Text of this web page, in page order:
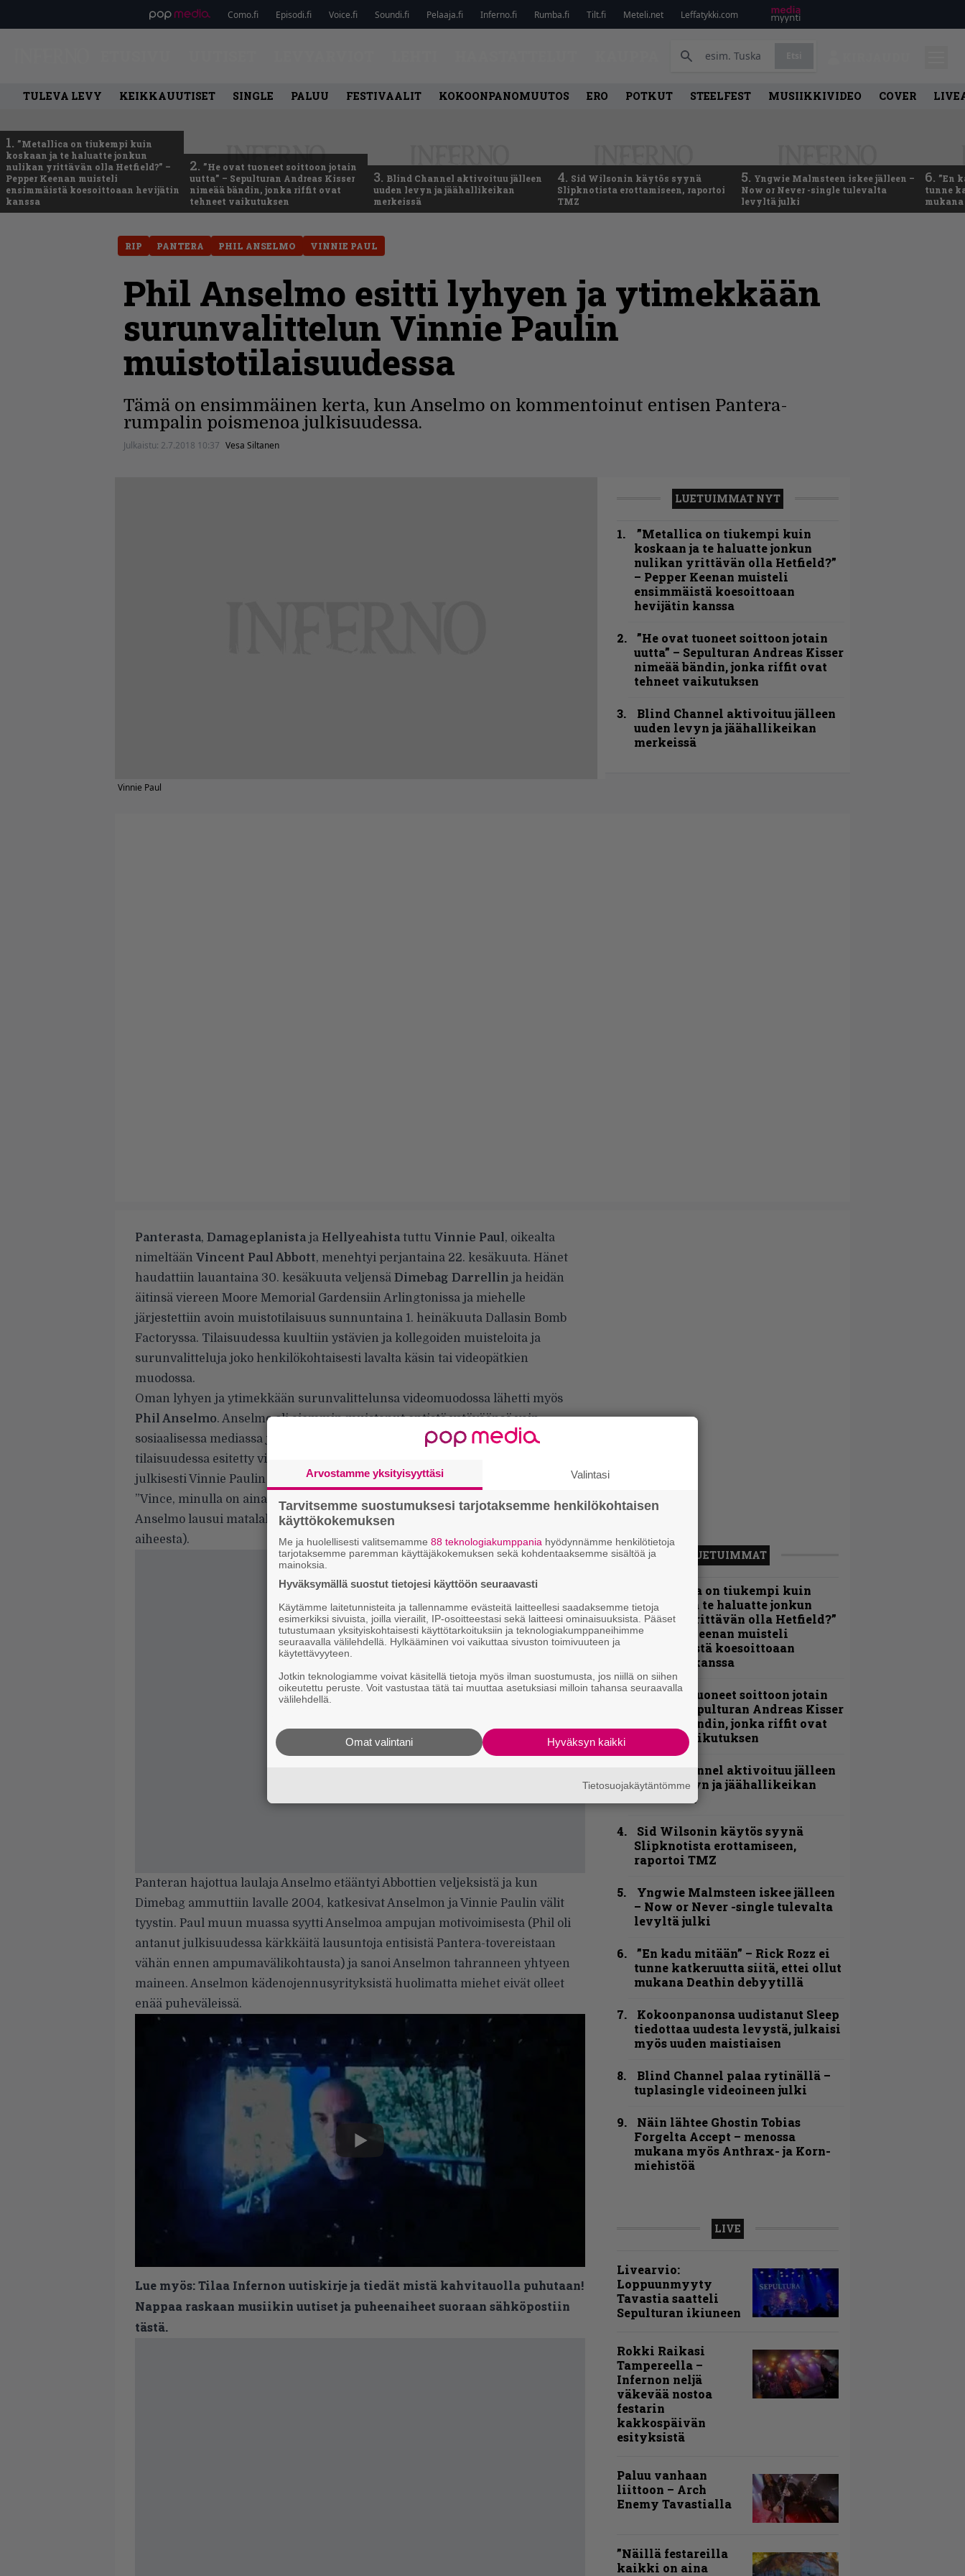
Como.fi Episodi.fi Voice.fi Soundi.fi Pelaaja.fi Inferno.fi Rumba.fi Tilt.fi Meteli.net Leffatykki.com
TULEVA LEVY KEIKKAUUTISET SINGLE PALUU FESTIVAALIT KOKOONPANOMUUTOS ERO POTKUT STEELFEST MUSIIKKIVIDEO COVER
1. ”Metallica on tiukempi kuin
koskaan ja te haluatte jonkun
nulikan yrittävän olla Hetfield?” –
Pepper Keenan muisteli
ensimmäistä koesoittoaan hevijätin
kanssa
2. ”He ovat tuoneet soittoon jotain
uutta” – Sepulturan Andreas Kisser
nimeää bändin, jonka riffit ovat
tehneet vaikutuksen
3. Blind Channel aktivoituu jälleen
uuden levyn ja jäähallikeikan
merkeissä
4. Sid Wilsonin käytös syynä
Slipknotista erottamiseen, raportoi
TMZ
5. Yngwie Malmsteen iskee jälleen –
Now or Never -single tulevalta
levyltä julki
6. ”En
tunne
RIP PANTERA PHIL ANSELMO VINNIE PAUL
Phil Anselmo esitti lyhyen ja ytimekkään
surunvalittelun Vinnie Paulin
muistotilaisuudessa
Tämä on ensimmäinen kerta, kun Anselmo on kommentoinut entisen Pantera-
rumpalin poismenoa julkisuudessa.
Julkaistu: 2.7.2018 10:37 Vesa Siltanen
Vinnie Paul
LUETUIMMAT NYT
”Metallica on tiukempi kuin
koskaan ja te haluatte jonkun
nulikan yrittävän olla Hetfield?”
– Pepper Keenan muisteli
ensimmäistä koesoittoaan
hevijätin kanssa
”He ovat tuoneet soittoon jotain
uutta” – Sepulturan Andreas Kisser
nimeää bändin, jonka riffit ovat
tehneet vaikutuksen
Blind Channel aktivoituu jälleen
uuden levyn ja jäähallikeikan
merkeissä
Panterasta, Damageplanistaja Hellyeahistatuttu Vinnie Paul, oikealta
nimeltään Vincent Paul Abbott, menehtyi perjantaina 22. kesäkuuta. Hänet
haudattiin lauantaina 30. kesäkuuta veljensä Dimebag Darrellin ja heidän
äitinsä viereen Moore Memorial Gardensiin Arlingtonissa ja miehelle
järjestettiin avoin muistotilaisuus sunnuntaina 1. heinäkuuta Dallasin Bomb
Factoryssa. Tilaisuudessa kuultiin ystävien ja kollegoiden muisteloita ja
surunvalitteluja joko henkilökohtaisesti lavalta käsin tai videopätkien
muodossa.
Oman lyhyen ja ytimekkään surunvalittelunsa videomuodossa lähetti myös
Phil Anselmo. Anselmo oli aiemmin muistanut entistä ystäväänsä vain
sosiaalisessa mediassa julkaistulla kuvalla palavasta kynttilästä, joten
tilaisuudessa esitetty video oli ensimmäinen kerta, kun Anselmo kommentoi
julkisesti Vinnie Paulin menehtymistä.
”Vince, minulla on aina sydämessäni rakkautta sinulle. Lepää rauhassa”,
Anselmo lausui matalalla äänellään lyhyessä videossa (alla Rock Feedin video
aiheesta).
Panteran hajottua laulaja Anselmo etääntyi Abbottien veljeksistä ja kun
Dimebag ammuttiin lavalle 2004, katkesivat Anselmon ja Vinnie Paulin välit
tyystin. Paul muun muassa syytti Anselmoa ampujan motivoimisesta (Phil oli
antanut julkisuudessa kärkkäitä lausuntoja entisistä Pantera-tovereistaan
vähän ennen ampumavälikohtausta) ja sanoi Anselmon tahranneen yhtyeen
maineen. Anselmon kädenojennusyrityksistä huolimatta miehet eivät olleet
enää puheväleissä.
Lue myös:Tilaa Infernon uutiskirje ja tiedät mistä kahvitauolla puhutaan!
Nappaa raskaan musiikin uutiset ja puheenaiheet suoraan sähköpostiin
tästä.
LUETUIMMAT
”Metallica on tiukempi kuin
koskaan ja te haluatte jonkun
nulikan yrittävän olla Hetfield?”
– Pepper Keenan muisteli
ensimmäistä koesoittoaan
hevijätin kanssa
”He ovat tuoneet soittoon jotain
uutta” – Sepulturan Andreas Kisser
nimeää bändin, jonka riffit ovat
tehneet vaikutuksen
Blind Channel aktivoituu jälleen
uuden levyn ja jäähallikeikan
merkeissä
Sid Wilsonin käytös syynä
Slipknotista erottamiseen,
raportoi TMZ
Yngwie Malmsteen iskee jälleen
– Now or Never -single tulevalta
levyltä julki
”En kadu mitään” – Rick Rozz ei
tunne katkeruutta siitä, ettei ollut
mukana Deathin debyytillä
Kokoonpanonsa uudistanut Sleep
tiedottaa uudesta levystä, julkaisi
myös uuden maistiaisen
Blind Channel palaa rytinällä –
tuplasingle videoineen julki
Näin lähtee Ghostin Tobias
Forgelta Accept – menossa
mukana myös Anthrax- ja Korn-
miehistöä
LIVE
Livearvio:
Loppuunmyyty
Tavastia saatteli
Sepulturan ikiuneen
Rokki Raikasi
Tampereella –
Infernon neljä
väkevää nostoa
festarin
kakkospäivän
esityksistä
Paluu vanhaan
liittoon – Arch
Enemy Tavastialla
”Näillä festareilla
kaikki on aina
Arvostamme yksityisyyttäsi Valintasi
Tarvitsemme suostumuksesi tarjotaksemme henkilökohtaisen
käyttökokemuksen
Me ja huolellisesti valitsemamme 88 teknologiakumppania hyödynnämme henkilötietoja
tarjotaksemme paremman käyttäjäkokemuksen sekä kohdentaaksemme sisältöä ja
mainoksia.
Hyväksymällä suostut tietojesi käyttöön seuraavasti
Käytämme laitetunnisteita ja tallennamme evästeitä laitteellesi saadaksemme tietoja
esimerkiksi sivuista, joilla vierailit, IP-osoitteestasi sekä laitteesi ominaisuuksista. Pääset
tutustumaan yksityiskohtaisesti käyttötarkoituksiin ja teknologiakumppaneihimme
seuraavalla välilehdellä. Hylkääminen voi vaikuttaa sivuston toimivuuteen ja
käytettävyyteen.
Jotkin teknologiamme voivat käsitellä tietoja myös ilman suostumusta, jos niillä on siihen
oikeutettu peruste. Voit vastustaa tätä tai muuttaa asetuksiasi milloin tahansa seuraavalla
välilehdellä.
Hyväksyn kaikki
Omat valintani
Tietosuojakäytäntömme